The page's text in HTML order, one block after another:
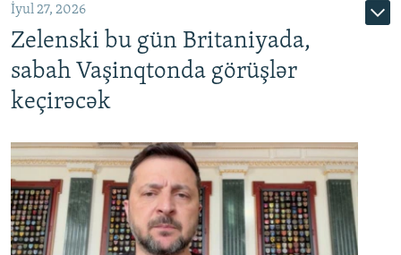
İyul 27, 2026
Zelenski bu gün Britaniyada,
sabah Vaşinqtonda görüşlər
keçirəcək